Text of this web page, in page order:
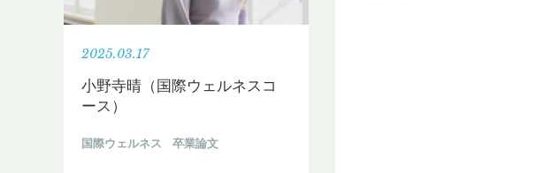
2025.03.17
小野寺晴（国際ウェルネスコ
ース）
国際ウェルネス 卒業論文